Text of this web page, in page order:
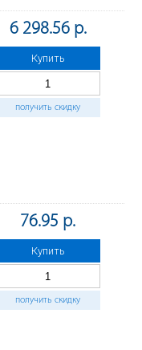
6 298.56 р.
Купить
получить скидку
76.95 р.
Купить
получить скидку